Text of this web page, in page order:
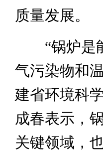
质量发展。
“锅炉是能
气污染物和
建省环境科
成春表示，
关键领域，